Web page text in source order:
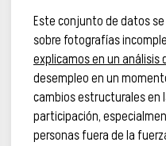
Este conjunto de datos
sobre fotografías
explicamos en un análisis
desempleo en un
cambios estructurales en
participación,
personas fuera de la